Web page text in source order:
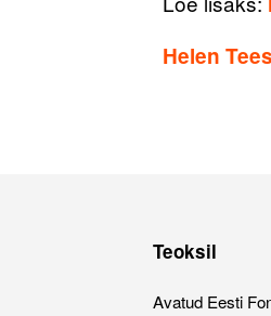
Helen
Teoksil
Avatud Eesti